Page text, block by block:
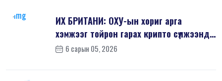
ИХ БРИТАНИ: ОХУ-ын хориг арга
хэмжээг тойрон гарах крипто сүлжээнд
хор...6 сарын 05, 2026